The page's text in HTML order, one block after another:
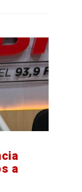
a